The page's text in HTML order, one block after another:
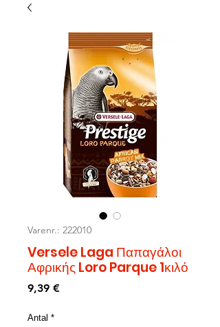
Varenr.: 222010
Versele Laga Παπαγάλοι
Αφρικής Loro Parque 1κιλό
9,39 €Pris
Antal *